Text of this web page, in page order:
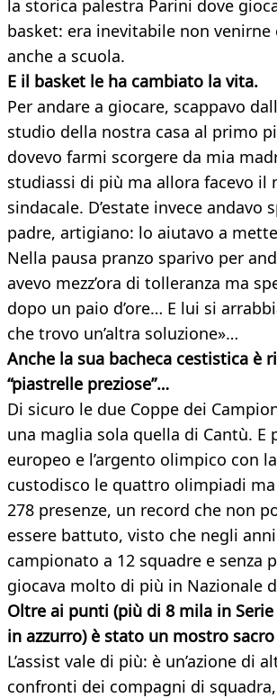
la storica palestra Parini dove
basket: era inevitabile non
anche a scuola.
E il basket le ha cambiato la vita.
Per andare a giocare, scappavo
studio della nostra casa al primo
dovevo farmi scorgere da mia
studiassi di più ma allora facevo il
sindacale. D’estate invece andavo
padre, artigiano: lo aiutavo a
Nella pausa pranzo sparivo per
avevo mezz’ora di tolleranza ma
dopo un paio d’ore… E lui si
che trovo un’altra soluzione»…
Anche la sua bacheca cestistica è
“piastrelle preziose”…
Di sicuro le due Coppe dei
una maglia sola quella di Cantù. E
europeo e l’argento olimpico con
custodisco le quattro olimpiadi
278 presenze, un record che non
essere battuto, visto che negli anni
campionato a 12 squadre e senza
giocava molto di più in Nazionale
Oltre ai punti (più di 8 mila in
in azzurro) è stato un mostro
L’assist vale di più: è un’azione di
confronti dei compagni di